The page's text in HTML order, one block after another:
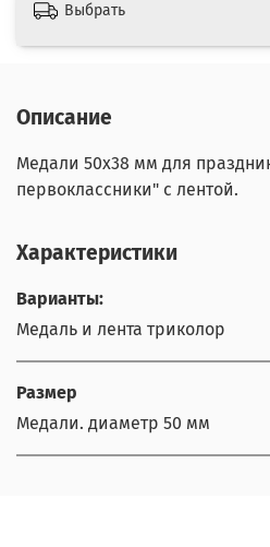
Выбрать
Описание
Медали 50х38 мм для
первоклассники" с лентой.
Характеристики
Варианты:
Медаль и лента триколор
Размер
Медали. диаметр 50 мм